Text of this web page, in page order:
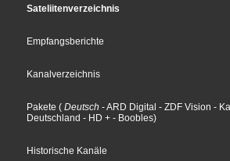
Sateliitenverzeichnis
Empfangsberichte
Kanalverzeichnis
Pakete ( Deutsch - ARD Digital - ZDF Vision -
Deutschland - HD + - Boobles)
Historische Kanäle